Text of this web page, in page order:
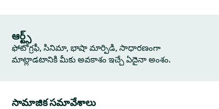
ఆర్ట్స్
ఫోటోగ్రఫీ, సినిమా, భాషా మార్పిడి, సాధారణంగా
మాట్లాడటానికి మీకు అవకాశం ఇచ్చే ఏదైనా అంశం.
సామాజిక సమావేశాలు